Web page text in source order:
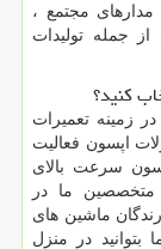
مجتمع ،
جمله تولیدات
کنید؟
زمینه تعمیرات
اپسون فعالیت
سرعت بالای
متخصصین ما در
ماشین های
بتوانید در منزل